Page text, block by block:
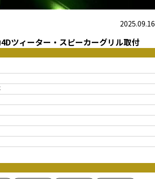
2025.09.16
ツィーター・スピーカーグリル取付